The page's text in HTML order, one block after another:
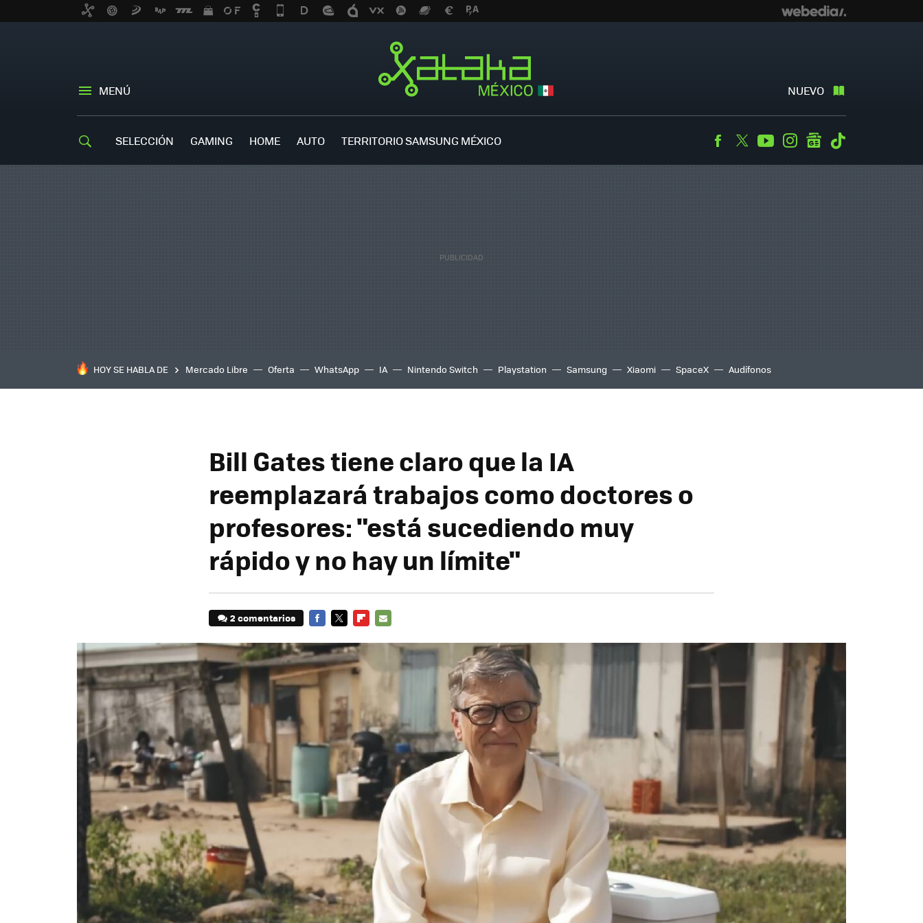
MENÚ NUEVO
SELECCIÓN GAMING HOME AUTO TERRITORIO SAMSUNG MÉXICO Facebook
TwitterYoutubeInstagramgooglenews
HOY SE HABLA DE Mercado Libre Oferta WhatsApp IA Nintendo Switch Playstation Samsung Xiaomi SpaceX Audífonos
Bill Gates tiene claro que la IA
reemplazará trabajos como doctores o
profesores: "está sucediendo muy
rápido y no hay un límite"
2 comentarios
MAIL